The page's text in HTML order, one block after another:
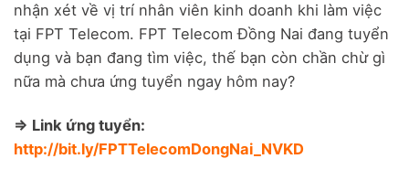
nhận xét về vị trí nhân viên kinh doanh khi làm việc
tại FPT Telecom. FPT Telecom Đồng Nai đang tuyển
dụng và bạn đang tìm việc, thế bạn còn chần chừ gì
nữa mà chưa ứng tuyển ngay hôm nay?
=> Link ứng tuyển:
http://bit.ly/FPTTelecomDongNai_NVKD